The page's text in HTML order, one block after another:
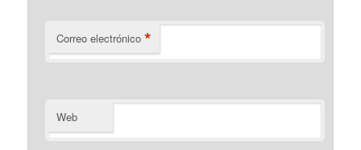
Correo electrónico *
Web